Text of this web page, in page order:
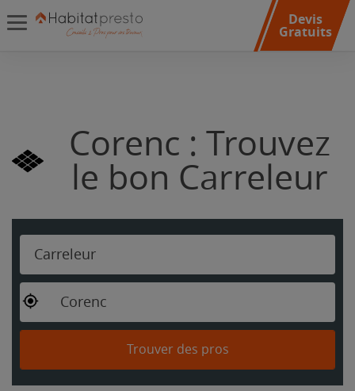
Devis
Gratuits
Corenc : Trouvez
le bon Carreleur
Carreleur
Corenc
Trouver des pros